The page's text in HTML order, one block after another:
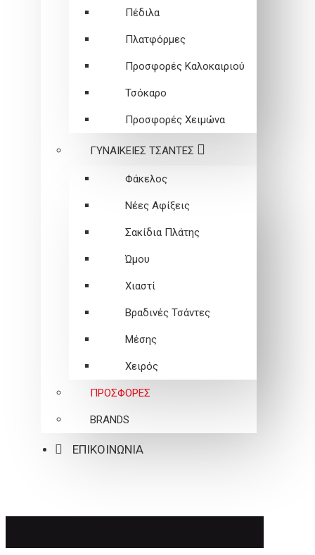
Πέδιλα
Πλατφόρμες
Προσφορές Καλοκαιριού
Τσόκαρο
Προσφορές Χειμώνα
ΓΥΝΑΙΚΕΙEΣ ΤΣΑΝΤΕΣ
Φάκελος
Νέες Αφίξεις
Σακίδια Πλάτης
Ώμου
Χιαστί
Βραδινές Τσάντες
Μέσης
Χειρός
ΠΡΟΣΦΟΡΕΣ
BRANDS
ΕΠΙΚΟΙΝΩΝΙΑ